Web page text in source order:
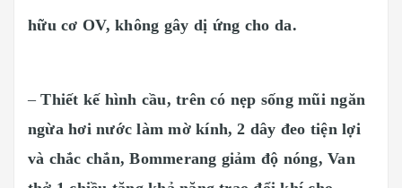
hữu cơ OV, không gây dị ứng cho da.
–Thiết kế hình cầu, trên có nẹp sống mũi ngăn
ngừa hơi nước làm mờ kính, 2 dây đeo tiện lợi
và chắc chắn, Bommerang giảm độ nóng, Van